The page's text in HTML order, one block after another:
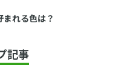
れる色は？
記事